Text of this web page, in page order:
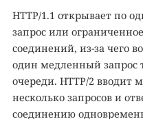
HTTP/1.1 открывает по
запрос или
соединений, из-за чего
один медленный запрос
очереди. HTTP/2 вводит
несколько запросов и
соединению